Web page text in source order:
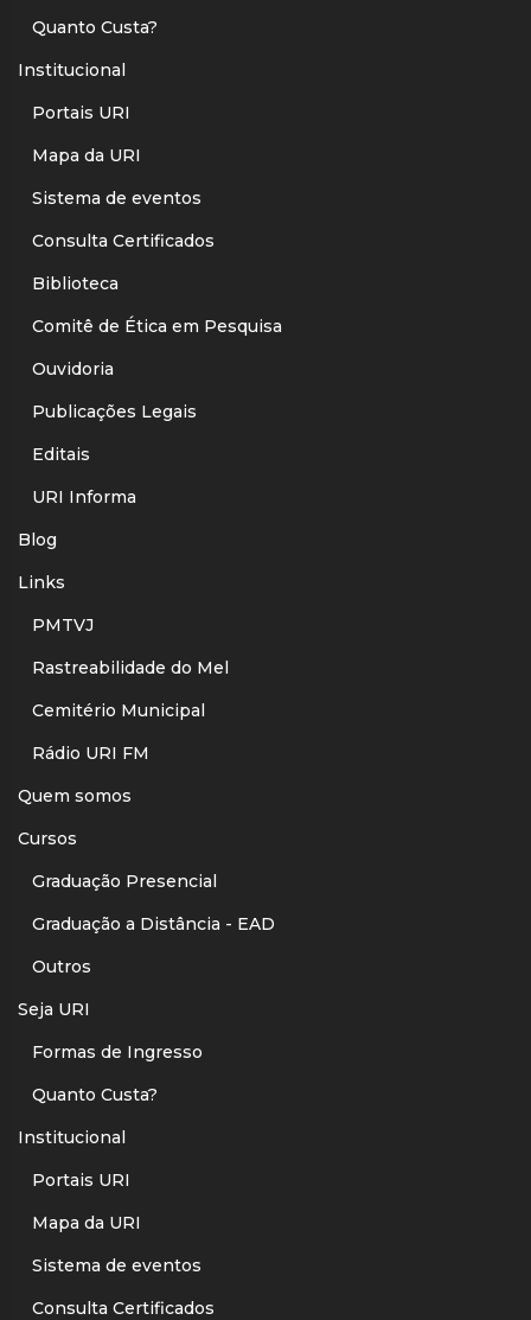
Quanto Custa?
Institucional
Portais URI
Mapa da URI
Sistema de eventos
Consulta Certificados
Biblioteca
Comitê de Ética em Pesquisa
Ouvidoria
Publicações Legais
Editais
URI Informa
Blog
Links
PMTVJ
Rastreabilidade do Mel
Cemitério Municipal
Rádio URI FM
Quem somos
Cursos
Graduação Presencial
Graduação a Distância - EAD
Outros
Seja URI
Formas de Ingresso
Quanto Custa?
Institucional
Portais URI
Mapa da URI
Sistema de eventos
Consulta Certificados